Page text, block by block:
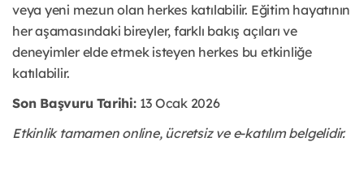
veya yeni mezun olan herkes katılabilir. Eğitim hayatının
her aşamasındaki bireyler, farklı bakış açıları ve
deneyimler elde etmek isteyen herkes bu etkinliğe
katılabilir.
Son Başvuru Tarihi:13 Ocak 2026
Etkinlik tamamen online, ücretsiz ve e-katılım belgelidir.